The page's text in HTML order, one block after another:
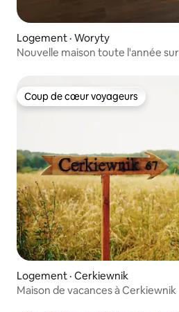
Logement · Woryty
Nouvelle maison toute l'année
Coup de cœur voyageurs
Coup de cœur voyageurs
Logement · Cerkiewnik
Maison de vacances à Cerkiewnik